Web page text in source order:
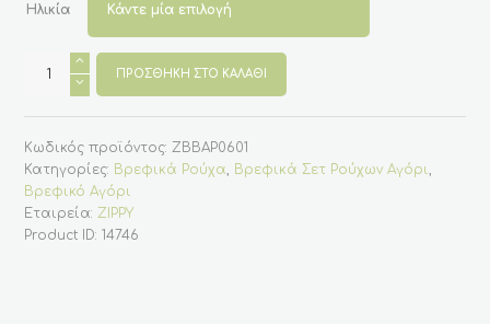
Ηλικία
Βρεφικό
Βαμβακερό
για
με
τον
Mickey
(ZIPPY)
ποσότητα
ΠΡΟΣΘΉΚΗ ΣΤΟ ΚΑΛΆΘΙ
Κωδικός προϊόντος:ZBBAP0601
Κατηγορίες: Βρεφικά Ρούχα, Βρεφικά Σετ Ρούχων Αγόρι,
Βρεφικό Αγόρι
Εταιρεία:ZIPPY
Product ID:14746